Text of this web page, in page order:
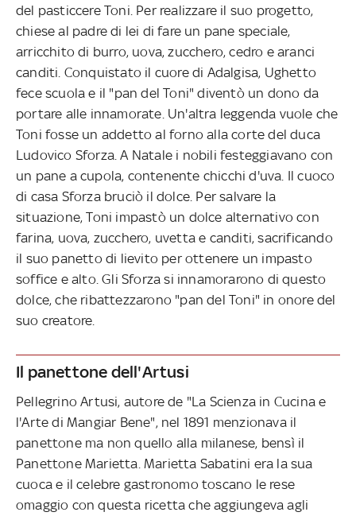
del pasticcere Toni. Per realizzare il suo progetto,
chiese al padre di lei di fare un pane speciale,
arricchito di burro, uova, zucchero, cedro e aranci
canditi. Conquistato il cuore di Adalgisa, Ughetto
fece scuola e il "pan del Toni" diventò un dono da
portare alle innamorate. Un'altra leggenda vuole che
Toni fosse un addetto al forno alla corte del duca
Ludovico Sforza. A Natale i nobili festeggiavano con
un pane a cupola, contenente chicchi d'uva. Il cuoco
di casa Sforza bruciò il dolce. Per salvare la
situazione, Toni impastò un dolce alternativo con
farina, uova, zucchero, uvetta e canditi, sacrificando
il suo panetto di lievito per ottenere un impasto
soffice e alto. Gli Sforza si innamorarono di questo
dolce, che ribattezzarono "pan del Toni" in onore del
suo creatore.
Il panettone dell'Artusi
Pellegrino Artusi, autore de "La Scienza in Cucina e
l'Arte di Mangiar Bene", nel 1891 menzionava il
panettone ma non quello alla milanese, bensì il
Panettone Marietta. Marietta Sabatini era la sua
cuoca e il celebre gastronomo toscano le rese
omaggio con questa ricetta che aggiungeva agli